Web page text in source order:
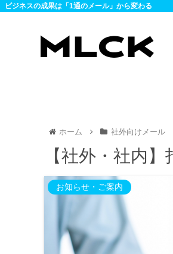
ビジネスの成果は「1通のメール」から変わる
ホーム 社外向けメール
【社外・社内
お知らせ・ご案内